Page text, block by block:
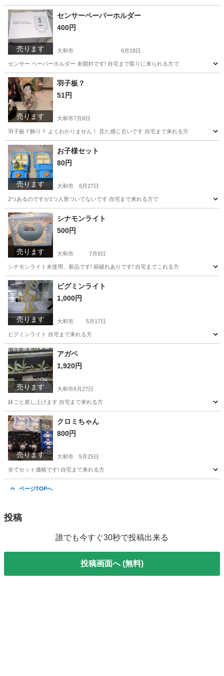
神奈川 大和市 その他 セット
売ります
センサーペーパーホルダー
400円
大和市 6月18日
センサー ペーパーホルダー 未開封です! 自宅まで取りに来られる方で
神奈川 大和市 生活雑貨
売ります
羽子板？
51円
大和市7月8日
羽子板？飾り？ よくわかりません！ 見た感じ古いです 自宅まで来れる方
神奈川 大和市 おもちゃ
売ります
お子様セット
80円
大和市 6月27日
2つあるのですが1つ人形ついてないです 自宅まで来れる方で
神奈川 大和市 キッズ用品
売ります
シナモンライト
500円
大和市 7月8日
シナモンライト未使用、新品です! 箱破れありです! 自宅までこれる方
神奈川 大和市 おもちゃ
売ります
ピグミンライト
1,000円
大和市 5月17日
ピグミンライト 自宅まで来れる方
神奈川 大和市 その他
売ります
アガベ
1,920円
大和市6月27日
鉢ごと差し上げます 自宅まで来れる方
神奈川 大和市 家庭用品
売ります
クロミちゃん
800円
大和市 5月25日
全てセット価格です! 自宅まで来れる方
ページTOPへ
投稿
誰でも今すぐ30秒で投稿出来る
投稿画面へ (無料)